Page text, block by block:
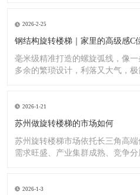
2026-2-25
钢结构旋转楼梯｜家里的高级感C
毫米级精准打造的螺旋弧线，像
多余的繁琐设计，利落又大气，
2026-1-21
苏州做旋转楼梯的市场如何
苏州旋转楼梯市场依托长三角高
需求旺盛、产业集群成熟、竞争
2026-1-3